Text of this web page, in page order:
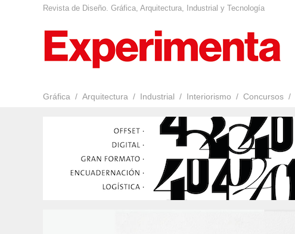
Revista de Diseño. Gráfica, Arquitectura, Industrial y Tecnología
Gráfica Arquitectura Industrial Interiorismo Concursos